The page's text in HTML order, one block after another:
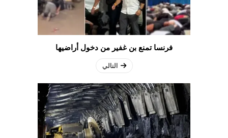
فرنسا تمنع بن غفير من دخول أراضيها
التالي